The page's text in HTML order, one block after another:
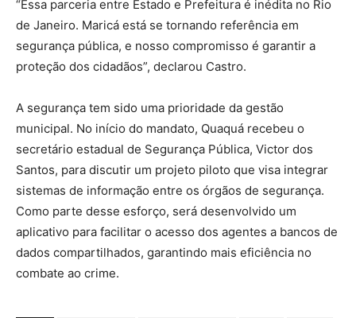
“Essa parceria entre Estado e Prefeitura é inédita no Rio
de Janeiro. Maricá está se tornando referência em
segurança pública, e nosso compromisso é garantir a
proteção dos cidadãos”, declarou Castro.
A segurança tem sido uma prioridade da gestão
municipal. No início do mandato, Quaquá recebeu o
secretário estadual de Segurança Pública, Victor dos
Santos, para discutir um projeto piloto que visa integrar
sistemas de informação entre os órgãos de segurança.
Como parte desse esforço, será desenvolvido um
aplicativo para facilitar o acesso dos agentes a bancos de
dados compartilhados, garantindo mais eficiência no
combate ao crime.